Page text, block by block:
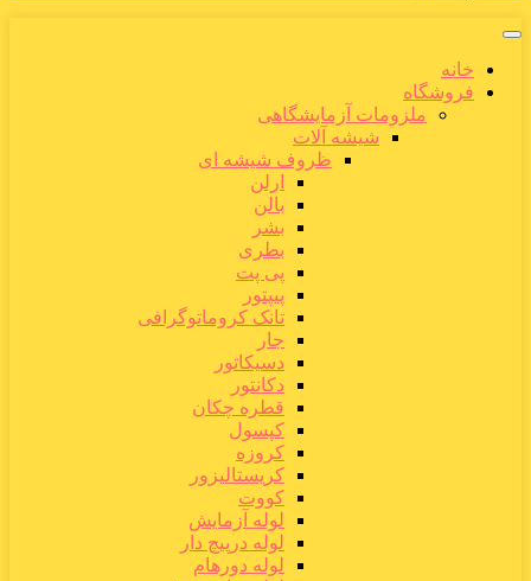
خانه
فروشگاه
ملزومات آزمایشگاهی
شیشه آلات
ظروف شیشه ای
ارلن
بالن
بشر
بطری
پی پت
پیپتور
تانک کروماتوگرافی
جار
دسیکاتور
دکانتور
قطره چکان
کپسول
کروزه
کریستالیزور
کووت
لوله آزمایش
لوله درپیچ دار
لوله دورهام